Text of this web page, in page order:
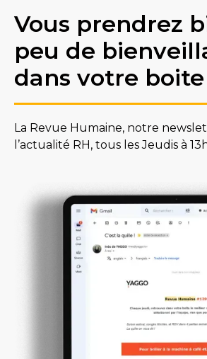
Vous prendrez
peu de
dans votre
La Revue Humaine, notre
l’actualité RH, tous les Jeudis à